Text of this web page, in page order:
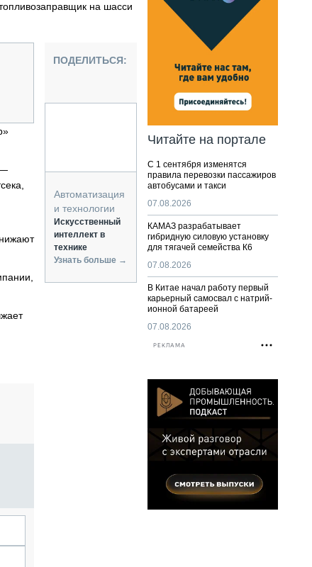
ТЕХНИКА
ТРАНСПОРТ
ТЕХНИКА
И ТЕХНОЛОГИИ
И СЕРВИС
на шасси
—
ПОДЕЛИТЬСЯ:
Автоматизация
и технологии
Искусственный
интеллект в
технике
Узнать больше →
Читайте на портале
С 1 сентября изменятся
правила перевозки пассажиров
автобусами и такси
07.08.2026
КАМАЗ разрабатывает
гибридную силовую установку
для тягачей семейства К6
07.08.2026
В Китае начал работу первый
карьерный самосвал с натрий-
ионной батареей
07.08.2026
РЕКЛАМА